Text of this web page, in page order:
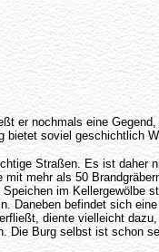
er nochmals eine
bietet soviel geschichtlich
Straßen. Es ist daher
mehr als 50
im
Daneben befindet sich
diente vielleicht
Die Burg selbst ist schon